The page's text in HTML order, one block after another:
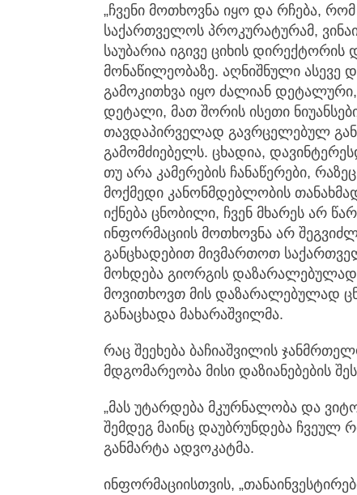
„ჩვენი მოთხოვნა იყო და რჩება, რომ
საქართველოს პროკურატურამ,
საუბარია იგივე ციხის
მონაწილეობაზე. აღნიშნული ასევე
გამოკითხვა იყო ძალიან
დეტალი, მათ შორის ისეთი
თავდაპირველად გავრცელებულ
გამომძიებელს. ცხადია,
თუ არა კამერების ჩანაწერები,
მოქმედი კანონმდებლობის
იქნება ცნობილი, ჩვენ მხარეს არ
ინფორმაციის მოთხოვნა არ
განცხადებით მივმართოთ
მოხდება გიორგის დაზარალებულად
მოვითხოვთ მის დაზარალებულად
განაცხადა მახარაშვილმა.
რაც შეეხება ბაჩიაშვილის
მდგომარეობა მისი დაზიანებების
„მას უტარდება მკურნალობა და
შემდეგ მაინც დაუბრუნდება ჩვეულ
განმარტა ადვოკატმა.
ინფორმაციისთვის,